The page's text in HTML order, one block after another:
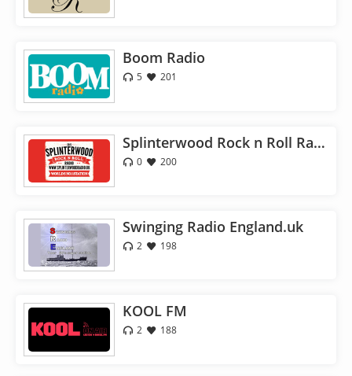
Boom Radio
5 201
Splinterwood Rock n Roll Radio
0 200
Swinging Radio England.uk
2 198
KOOL FM
2 188